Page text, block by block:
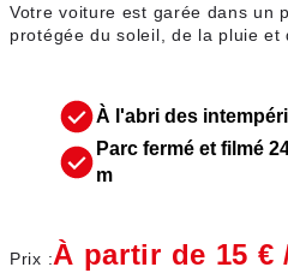
Votre voiture est garée dans un
protégée du soleil, de la pluie et
À l'abri des
Parc fermé et filmé
m
Prix :À partir de 15 €